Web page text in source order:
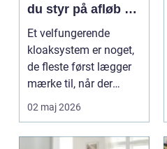
du styr på afløb og
kloak
Et velfungerende
kloaksystem er noget,
de fleste først lægger
mærke til, når der
opstår problemer. L...
02 maj 2026